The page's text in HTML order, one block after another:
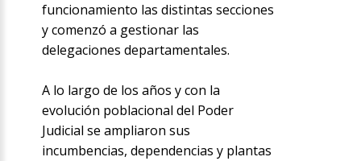
funcionamiento las distintas secciones
y comenzó a gestionar las
delegaciones departamentales.
A lo largo de los años y con la
evolución poblacional del Poder
Judicial se ampliaron sus
incumbencias, dependencias y plantas